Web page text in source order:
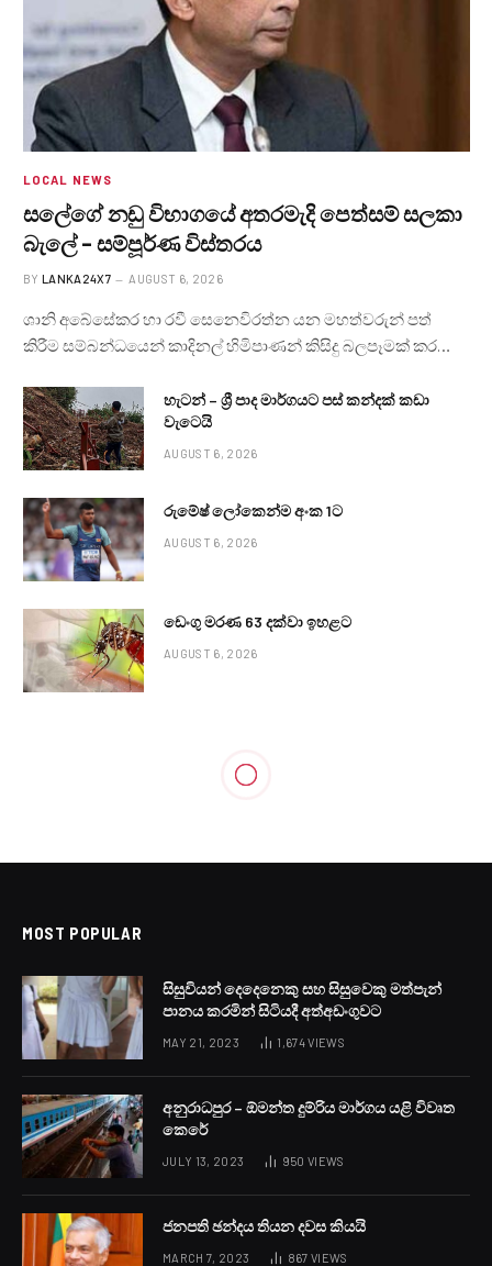
LOCAL NEWS
සලේගේ නඩු විභාගයේ අතරමැදි පෙත්සම් සලකා
බැලේ – සම්පූර්ණ විස්තරය
BY LANKA24X7 AUGUST 6, 2026
ශානි අබේසේකර හා රවී සෙනෙවිරත්න යන මහත්වරුන් පත්
කිරීම සම්බන්ධයෙන් කාදිනල් හිමිපාණන් කිසිදු බලපෑමක් කර…
හැටන් – ශ්‍රී පාද මාර්ගයට පස් කන්දක් කඩා
වැටෙයි
AUGUST 6, 2026
රුමේෂ් ලෝකෙන්ම අංක 1ට
AUGUST 6, 2026
ඩෙංගු මරණ 63 දක්වා ඉහළට
AUGUST 6, 2026
MOST POPULAR
සිසුවියන් දෙදෙනෙකු සහ සිසුවෙකු මත්පැන්
පානය කරමින් සිටියදී අත්අඩංගුවට
MAY 21, 2023 1,674VIEWS
අනුරාධපුර – ඕමන්ත දුම්රිය මාර්ගය යළි විවෘත
කෙරේ
JULY 13, 2023 950 VIEWS
ජනපති ඡන්දය තියන දවස කියයි
MARCH 7, 2023 867 VIEWS